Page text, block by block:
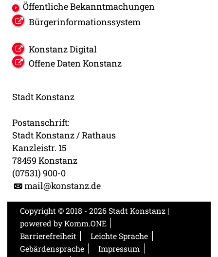
Öffentliche Bekanntmachungen
Bürgerinformationssystem
Konstanz Digital
Offene Daten Konstanz
Stadt Konstanz
Postanschrift:
Stadt Konstanz / Rathaus
Kanzleistr. 15
78459 Konstanz
(07531) 900-0
mail@konstanz.de
Copyright © 2018 - 2026 Stadt Konstanz |
powered byKomm.ONE
Barrierefreiheit
Leichte Sprache
Gebärdensprache
Impressum